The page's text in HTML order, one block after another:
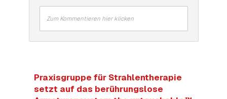
Zum Kommentieren hier klicken
Praxisgruppe für Strahlentherapie
setzt auf das berührungslose